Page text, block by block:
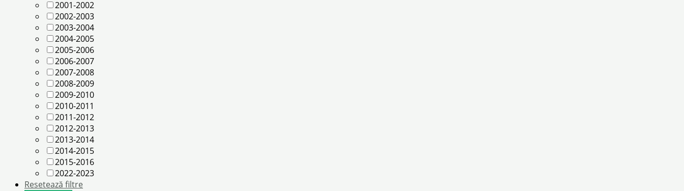
2001-2002
2002-2003
2003-2004
2004-2005
2005-2006
2006-2007
2007-2008
2008-2009
2009-2010
2010-2011
2011-2012
2012-2013
2013-2014
2014-2015
2015-2016
2022-2023
Resetează filtre